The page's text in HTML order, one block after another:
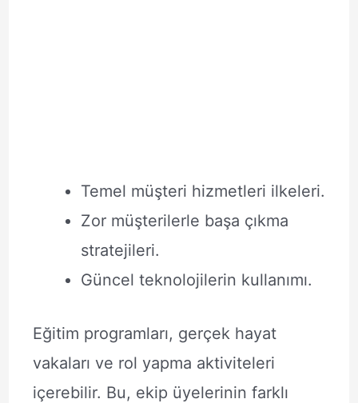
Temel müşteri hizmetleri ilkeleri.
Zor müşterilerle başa çıkma
stratejileri.
Güncel teknolojilerin kullanımı.
Eğitim programları, gerçek hayat
vakaları ve rol yapma aktiviteleri
içerebilir. Bu, ekip üyelerinin farklı